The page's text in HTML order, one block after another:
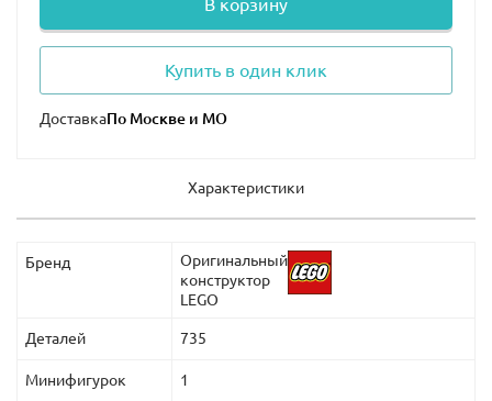
В корзину
Купить в один клик
Доставка
Характеристики
Бренд
Оригинальный
конструктор
LEGO
Деталей 735
Минифигурок 1